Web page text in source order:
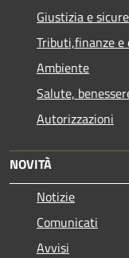
Giustizia e
Tributi,finanze
Ambiente
Salute,
Autorizzazioni
NOVITÀ
Notizie
Comunicati
Avvisi